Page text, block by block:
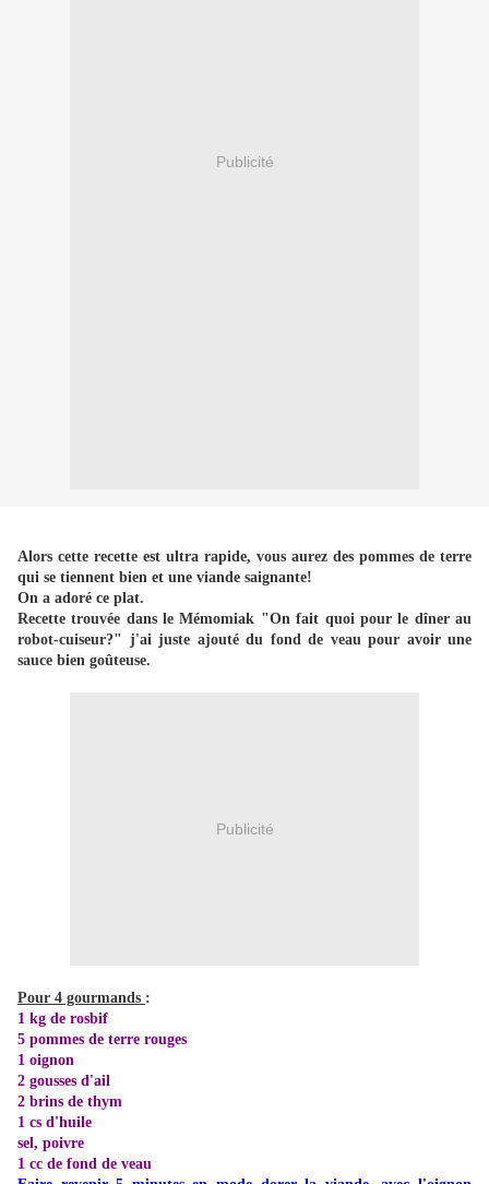
Publicité
Alors cette recette est ultra rapide, vous aurez des pommes de terre
qui se tiennent bien et une viande saignante!
On a adoré ce plat.
Recette trouvée dans le Mémomiak "On fait quoi pour le dîner au
robot-cuiseur?" j'ai juste ajouté du fond de veau pour avoir une
sauce bien goûteuse.
Publicité
Pour 4 gourmands :
1 kg de rosbif
5 pommes de terre rouges
1 oignon
2 gousses d'ail
2 brins de thym
1 cs d'huile
sel, poivre
1 cc de fond de veau